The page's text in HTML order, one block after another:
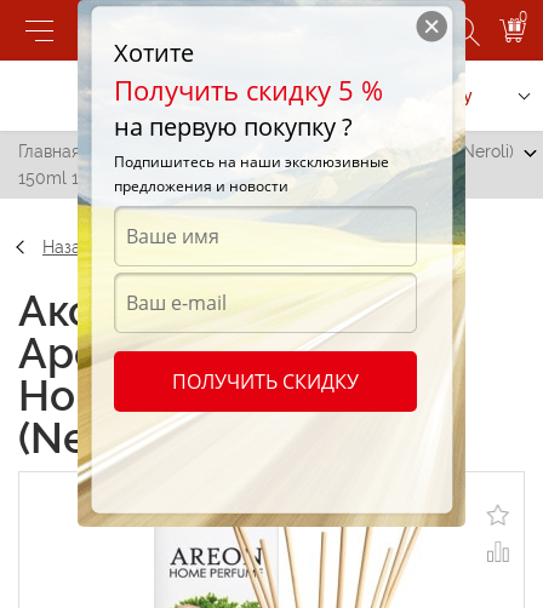
0
Позвонить Заказать услугу
Главная /
Ароматизатор Areon Home Parfume Sticks (Neroli)
150ml 1шт
Назад
Аксессуары
Ароматизатор Areon
Home Parfume Sticks
(Neroli) 150ml 1шт
Хотите
Получить скидку 5 %
на первую покупку ?
Подпишитесь на наши эксклюзивные
предложения и новости
ПОЛУЧИТЬ СКИДКУ